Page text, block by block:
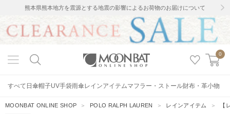
熊本県熊本地方を震源とする地震の影響によるお荷物のお届けについて
0
すべて 日傘帽子UV手袋雨傘レインアイテムマフラー・ストール財布・革小物
MOONBAT ONLINE SHOP ＞ POLO RALPH LAUREN ＞ レインアイテム ＞ 【